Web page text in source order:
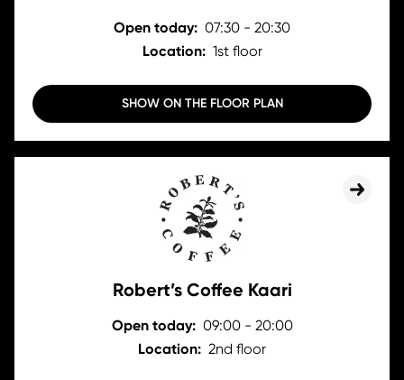
Open today: 07:30 - 20:30
Location: 1st floor
SHOW ON THE FLOOR PLAN
Robert’s Coffee Kaari
Open today: 09:00 - 20:00
Location: 2nd floor